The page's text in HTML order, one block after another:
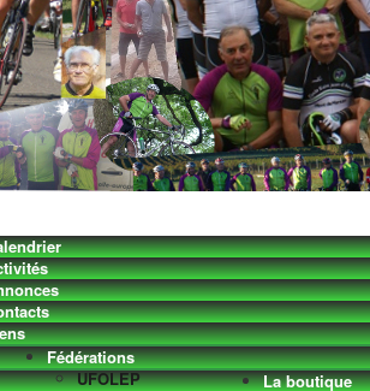
Fédérations
UFOLEP
La boutique